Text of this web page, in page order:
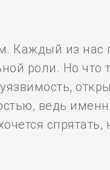
Каждый из нас
роли. Но что
ведь
спрятать,